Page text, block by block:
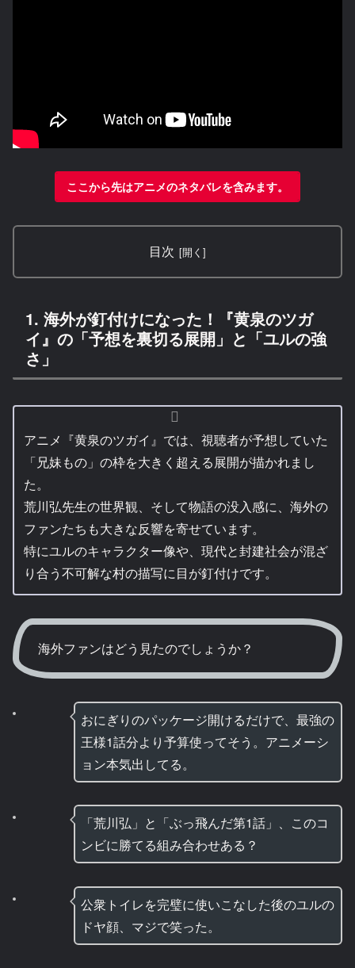
ここから先はアニメのネタバレを含みます。
目次
1. 海外が釘付けになった！『黄泉のツガ
イ』の「予想を裏切る展開」と「ユルの強
さ」
アニメ『黄泉のツガイ』では、視聴者が予想していた
「兄妹もの」の枠を大きく超える展開が描かれまし
た。
荒川弘先生の世界観、そして物語の没入感に、海外の
ファンたちも大きな反響を寄せています。
特にユルのキャラクター像や、現代と封建社会が混ざ
り合う不可解な村の描写に目が釘付けです。
海外ファンはどう見たのでしょうか？
おにぎりのパッケージ開けるだけで、最強の
王様1話分より予算使ってそう。アニメーシ
ョン本気出してる。
「荒川弘」と「ぶっ飛んだ第1話」、このコ
ンビに勝てる組み合わせある？
公衆トイレを完璧に使いこなした後のユルの
ドヤ顔、マジで笑った。